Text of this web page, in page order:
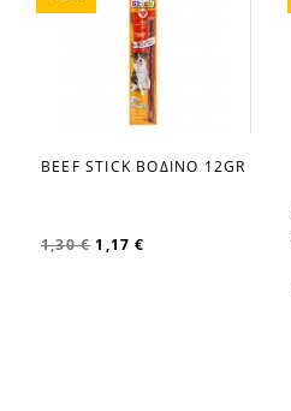
favorite_border
BEEF STICK ΒΟΔΙΝΟ 12GR
1,30 € 1,17 €